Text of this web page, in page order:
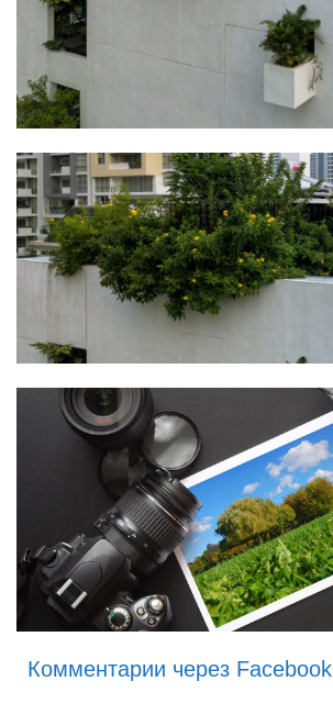
Комментарии через Facebook